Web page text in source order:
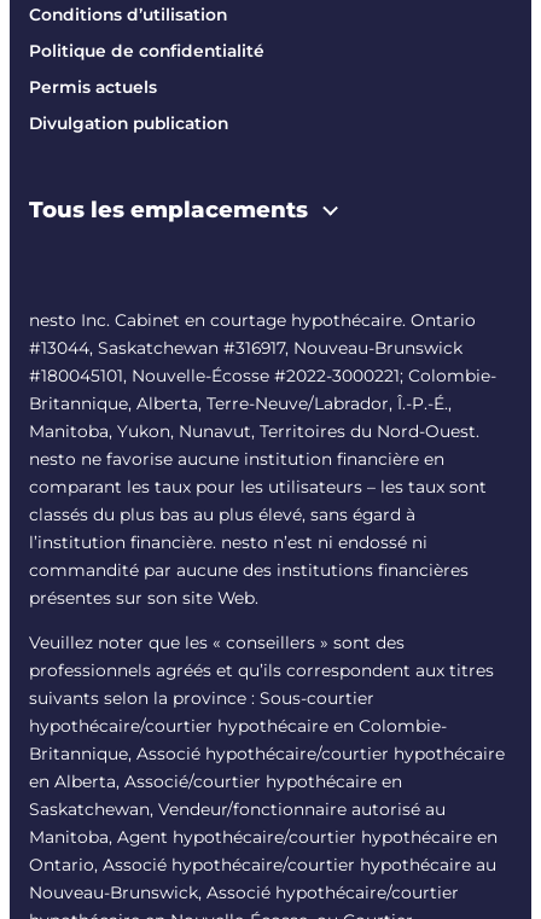
Conditions d’utilisation
Politique de confidentialité
Permis actuels
Divulgation publication
Tous les emplacements
nesto Inc. Cabinet en courtage hypothécaire. Ontario
#13044, Saskatchewan #316917, Nouveau-Brunswick
#180045101, Nouvelle-Écosse #2022-3000221; Colombie-
Britannique, Alberta, Terre-Neuve/Labrador, Î.-P.-É.,
Manitoba, Yukon, Nunavut, Territoires du Nord-Ouest.
nesto ne favorise aucune institution financière en
comparant les taux pour les utilisateurs – les taux sont
classés du plus bas au plus élevé, sans égard à
l’institution financière. nesto n’est ni endossé ni
commandité par aucune des institutions financières
présentes sur son site Web.
Veuillez noter que les « conseillers » sont des
professionnels agréés et qu’ils correspondent aux titres
suivants selon la province : Sous-courtier
hypothécaire/courtier hypothécaire en Colombie-
Britannique, Associé hypothécaire/courtier hypothécaire
en Alberta, Associé/courtier hypothécaire en
Saskatchewan, Vendeur/fonctionnaire autorisé au
Manitoba, Agent hypothécaire/courtier hypothécaire en
Ontario, Associé hypothécaire/courtier hypothécaire au
Nouveau-Brunswick, Associé hypothécaire/courtier